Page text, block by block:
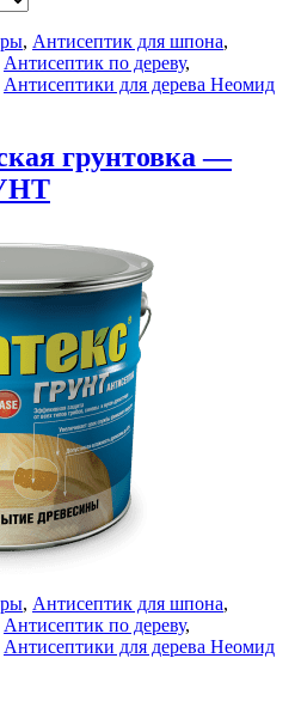
, Антисептик для шпона,
Антисептик по дереву,
Антисептики для дерева Неомид
грунтовка —
, Антисептик для шпона,
Антисептик по дереву,
Антисептики для дерева Неомид